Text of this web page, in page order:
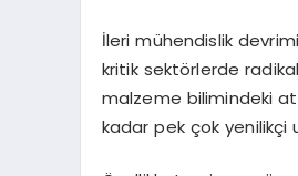
İleri mühendislik
kritik sektörlerde
malzeme bilimindeki
kadar pek çok yenilikçi